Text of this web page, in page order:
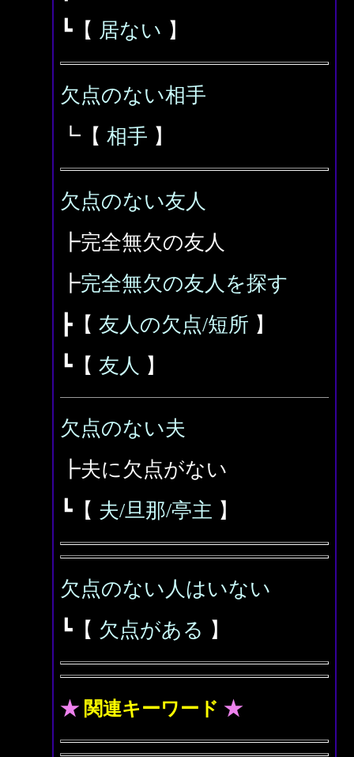
┗【 居ない 】
欠点のない相手
┗【 相手 】
欠点のない友人
┣完全無欠の友人
┣完全無欠の友人を探す
┣【 友人の欠点/短所 】
┗【 友人 】
欠点のない夫
┣夫に欠点がない
┗【 夫/旦那/亭主 】
欠点のない人はいない
┗【 欠点がある 】
★ 関連キーワード ★